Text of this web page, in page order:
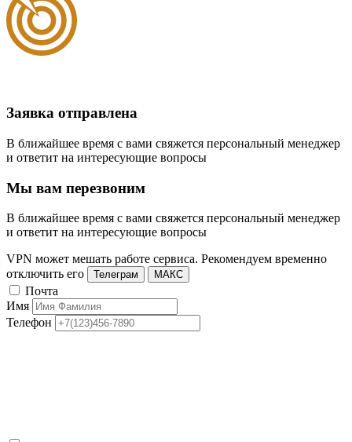
Заявка отправлена
В ближайшее время с вами свяжется персональный менеджер
и ответит на интересующие вопросы
Мы вам перезвоним
В ближайшее время с вами свяжется персональный менеджер
и ответит на интересующие вопросы
VPN может мешать работе сервиса. Рекомендуем временно
отключить его
Телеграм МАКС
Почта
Имя
Телефон